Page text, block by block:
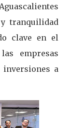
y tranquilidad
clave en el
empresas
a